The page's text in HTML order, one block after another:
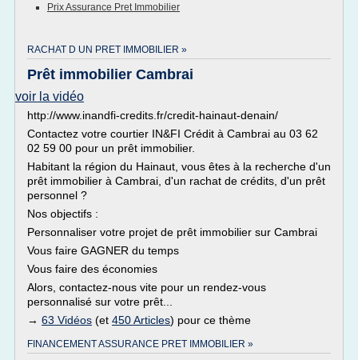
Prix Assurance Pret Immobilier
RACHAT D UN PRET IMMOBILIER »
Prêt immobilier Cambrai
voir la vidéo
http://www.inandfi-credits.fr/credit-hainaut-denain/
Contactez votre courtier IN&FI Crédit à Cambrai au 03 62
02 59 00 pour un prêt immobilier.
Habitant la région du Hainaut, vous êtes à la recherche d'un
prêt immobilier à Cambrai, d'un rachat de crédits, d'un prêt
personnel ?
Nos objectifs :
Personnaliser votre projet de prêt immobilier sur Cambrai
Vous faire GAGNER du temps
Vous faire des économies
Alors, contactez-nous vite pour un rendez-vous
personnalisé sur votre prêt...
→ 63 Vidéos (et 450 Articles) pour ce thème
FINANCEMENT ASSURANCE PRET IMMOBILIER »